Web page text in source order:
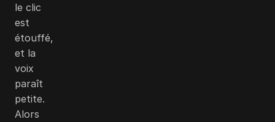
le clic
est
étouffé,
et la
voix
paraît
petite.
Alors